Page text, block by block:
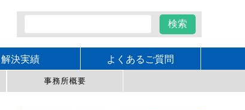
解決実績 よくあるご質問
事務所概要